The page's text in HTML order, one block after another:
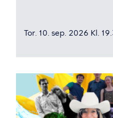
Tor. 10. sep. 2026 Kl.